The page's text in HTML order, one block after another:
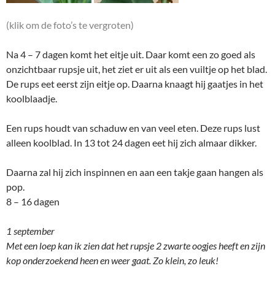
(klik om de foto’s te vergroten)
Na 4 – 7 dagen komt het eitje uit. Daar komt een zo goed als
onzichtbaar rupsje uit, het ziet er uit als een vuiltje op het blad.
De rups eet eerst zijn eitje op. Daarna knaagt hij gaatjes in het
koolblaadje.
Een rups houdt van schaduw en van veel eten. Deze rups lust
alleen koolblad. In 13 tot 24 dagen eet hij zich almaar dikker.
Daarna zal hij zich inspinnen en aan een takje gaan hangen als
pop.
8 – 16 dagen
1 september
Met een loep kan ik zien dat het rupsje 2 zwarte oogjes heeft en zijn
kop onderzoekend heen en weer gaat. Zo klein, zo leuk!